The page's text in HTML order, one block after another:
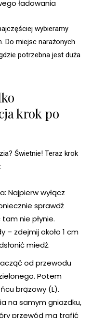
ładowania
wybieramy
Do miejsc narażonych
potrzebna jest duża
krok po
Świetnie! Teraz krok
Najpierw wyłącz
sprawdź
nie płynie.
– zdejmij około 1 cm
miedź.
od przewodu
Potem
brązowy (L).
na samym gniazdku,
przewód ma trafić